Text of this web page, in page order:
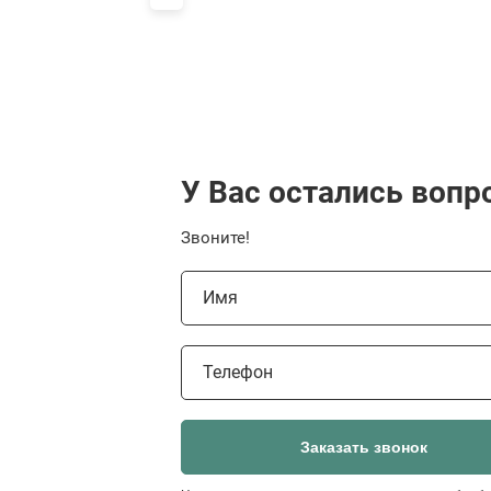
У Вас остались
Звоните!
Имя
Телефон
Заказать звонок